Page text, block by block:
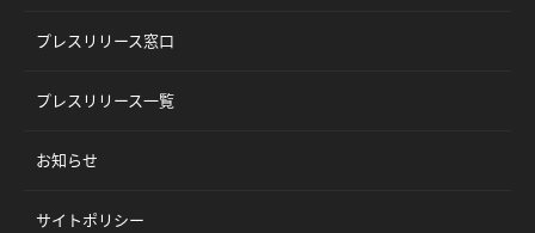
プレスリリース窓口
プレスリリース一覧
お知らせ
サイトポリシー